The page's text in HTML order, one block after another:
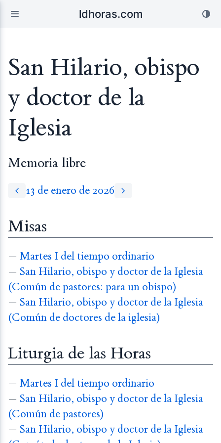
ldhoras.com
San Hilario, obispo
y doctor de la
Iglesia
Memoria libre
13 de enero de 2026
Misas
— Martes I del tiempo ordinario
— San Hilario, obispo y doctor de la Iglesia
(Común de pastores: para un obispo)
— San Hilario, obispo y doctor de la Iglesia
(Común de doctores de la iglesia)
Liturgia de las Horas
— Martes I del tiempo ordinario
— San Hilario, obispo y doctor de la Iglesia
(Común de pastores)
— San Hilario, obispo y doctor de la Iglesia